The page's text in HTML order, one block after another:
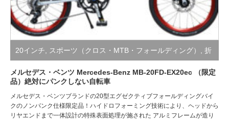
20インチ スポーツ（クロス・MTB・フォールディング） 折
り畳み自転車（小径・シティ・スポーツ）,防災サイクル/絶
メルセデス・ベンツ Mercedes-Benz MB-20FD-EX20ec （限定
品）絶対にパンクしない自転車
メルセデス・ベンツブランドの20型エグゼクティブフォールディングバイ
クのノンパンク仕様限定品！ハイドロフォーミング技術により、ヘッドから
リヤエンドまで一体設計の特殊表面処理が施された アルミフレームが造り